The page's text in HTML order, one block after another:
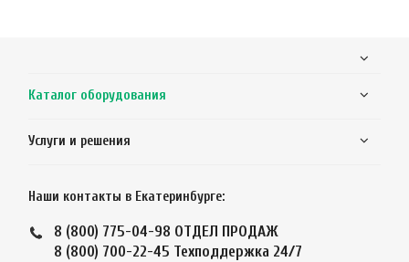
Каталог оборудования
Услуги и решения
Наши контакты в Екатеринбурге:
8 (800) 775-04-98 ОТДЕЛ ПРОДАЖ
8 (800) 700-22-45 Техподдержка 24/7